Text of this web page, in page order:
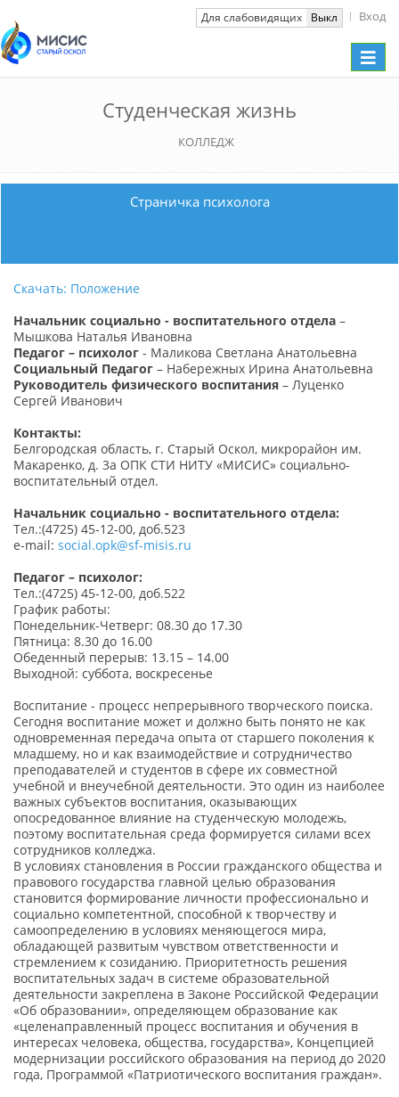
Для слабовидящих Выкл Вход
Toggle
Студенческая жизнь
КОЛЛЕДЖ
Страничка психолога
Скачать: Положение
Начальник социально - воспитательного отдела –
Мышкова Наталья Ивановна
Педагог – психолог - Маликова Светлана Анатольевна
Социальный Педагог – Набережных Ирина Анатольевна
Руководитель физического воспитания – Луценко
Сергей Иванович
Контакты:
Белгородская область, г. Старый Оскол, микрорайон им.
Макаренко, д. 3а ОПК СТИ НИТУ «МИСИС» социально-
воспитательный отдел.
Начальник социально - воспитательного отдела:
Тел.:(4725) 45-12-00, доб.523
e-mail: social.opk@sf-misis.ru
Педагог – психолог:
Тел.:(4725) 45-12-00, доб.522
График работы:
Понедельник-Четверг: 08.30 до 17.30
Пятница: 8.30 до 16.00
Обеденный перерыв: 13.15 – 14.00
Выходной: суббота, воскресенье
Воспитание - процесс непрерывного творческого поиска.
Сегодня воспитание может и должно быть понято не как
одновременная передача опыта от старшего поколения к
младшему, но и как взаимодействие и сотрудничество
преподавателей и студентов в сфере их совместной
учебной и внеучебной деятельности. Это один из наиболее
важных субъектов воспитания, оказывающих
опосредованное влияние на студенческую молодежь,
поэтому воспитательная среда формируется силами всех
сотрудников колледжа.
В условиях становления в России гражданского общества и
правового государства главной целью образования
становится формирование личности профессионально и
социально компетентной, способной к творчеству и
самоопределению в условиях меняющегося мира,
обладающей развитым чувством ответственности и
стремлением к созиданию. Приоритетность решения
воспитательных задач в системе образовательной
деятельности закреплена в Законе Российской Федерации
«Об образовании», определяющем образование как
«целенаправленный процесс воспитания и обучения в
интересах человека, общества, государства», Концепцией
модернизации российского образования на период до 2020
года, Программой «Патриотического воспитания граждан».